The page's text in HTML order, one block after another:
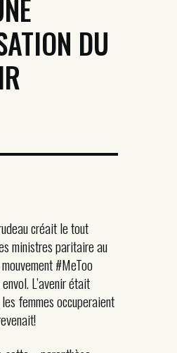
DU
créait le tout
ministres paritaire au
#MeToo
L’avenir était
femmes occuperaient